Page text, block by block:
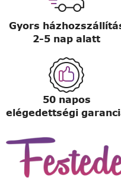
Gyors
2-5 nap alatt
50 napos
elégedettségi